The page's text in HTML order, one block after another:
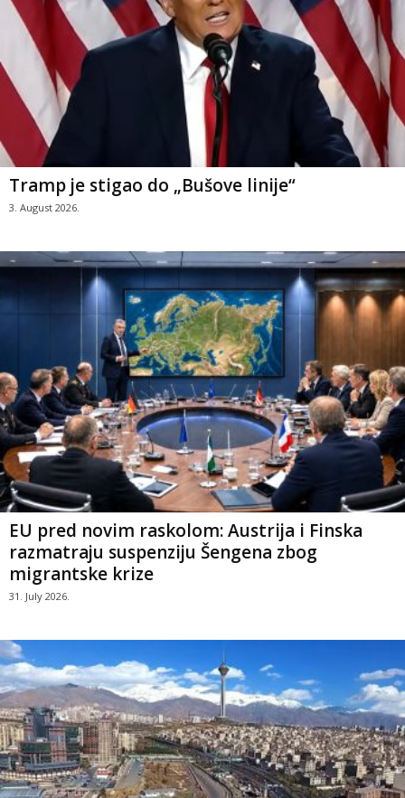
Tramp je stigao do „Bušove linije“
3. August 2026.
EU pred novim raskolom: Austrija i Finska
razmatraju suspenziju Šengena zbog
migrantske krize
31. July 2026.